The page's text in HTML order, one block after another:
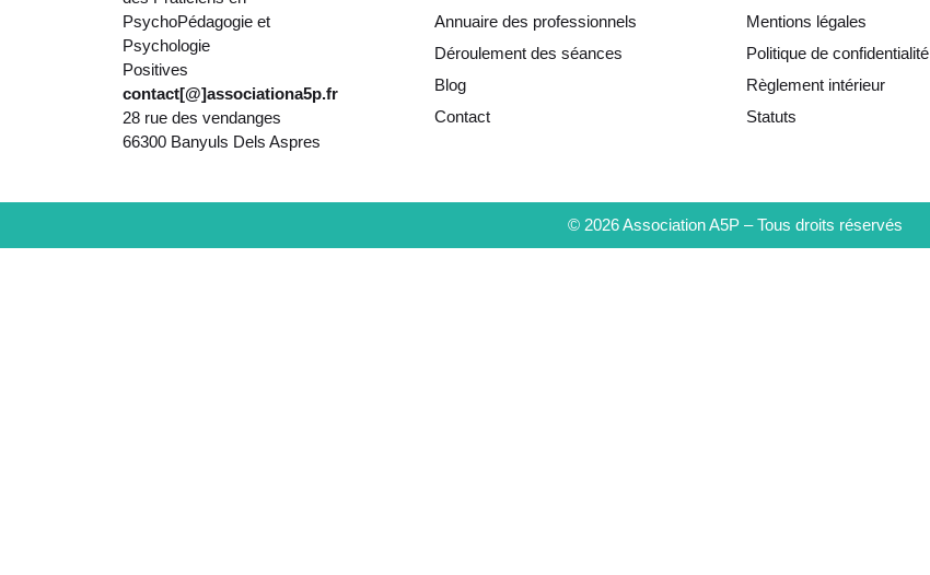
contact[@]associationa5p.fr
28 rue des vendanges
66300 Banyuls Dels Aspres
Annuaire des professionnels
Déroulement des séances
Blog
Contact
Mentions légales
Politique de confidentialité
Règlement intérieur
Statuts
© 2026 Association A5P – Tous droits réservés